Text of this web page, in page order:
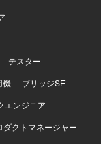
における保守
テスター
機
ブリッジSE
エンジニア
ダクトマネージャー